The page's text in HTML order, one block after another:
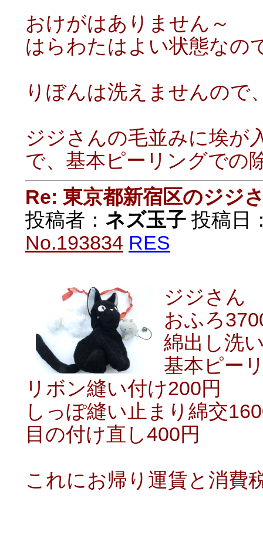
おけがはありません～
はらわたはよい状態なの
りぼんは洗えませんので
ジジさんの毛並みに埃が
で、基本ピーリングでの
Re: 東京都新宿区のジジ
投稿者： ネズ玉子 投稿日
No.193834 RES
ジジさん
おふろ
綿出し洗
基本ピー
リボン縫い付け200円
しっぽ縫い止まり綿交
目の付け直し400円
これにお帰り運賃と消費